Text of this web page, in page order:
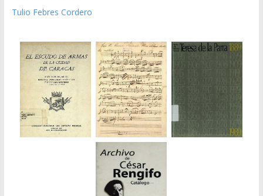
Tulio Febres Cordero